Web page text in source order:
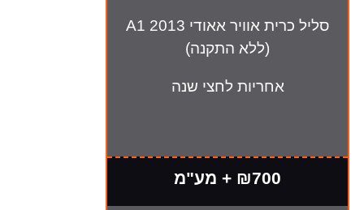
סליל כרית אוויר אאודי A1 2013
(ללא התקנה)
אחריות לחצי שנה
₪700 + מע"מ